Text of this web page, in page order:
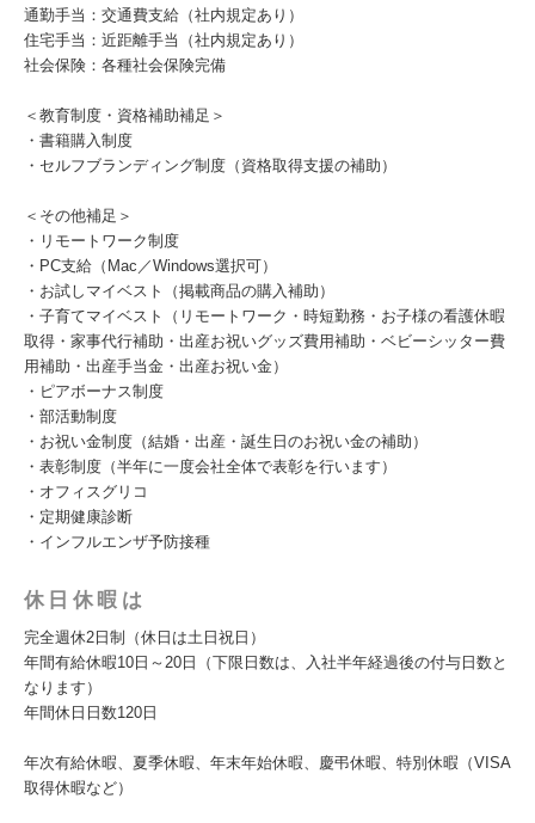
通勤手当：交通費支給（社内規定あり）
住宅手当：近距離手当（社内規定あり）
社会保険：各種社会保険完備
＜教育制度・資格補助補足＞
・書籍購入制度
・セルフブランディング制度（資格取得支援の補助）
＜その他補足＞
・リモートワーク制度
・PC支給（Mac／Windows選択可）
・お試しマイベスト（掲載商品の購入補助）
・子育てマイベスト（リモートワーク・時短勤務・お子様の看護休暇
取得・家事代行補助・出産お祝いグッズ費用補助・ベビーシッター費
用補助・出産手当金・出産お祝い金）
・ピアボーナス制度
・部活動制度
・お祝い金制度（結婚・出産・誕生日のお祝い金の補助）
・表彰制度（半年に一度会社全体で表彰を行います）
・オフィスグリコ
・定期健康診断
・インフルエンザ予防接種
休日休暇は
完全週休2日制（休日は土日祝日）
年間有給休暇10日～20日（下限日数は、入社半年経過後の付与日数と
なります）
年間休日日数120日
年次有給休暇、夏季休暇、年末年始休暇、慶弔休暇、特別休暇（VISA
取得休暇など）